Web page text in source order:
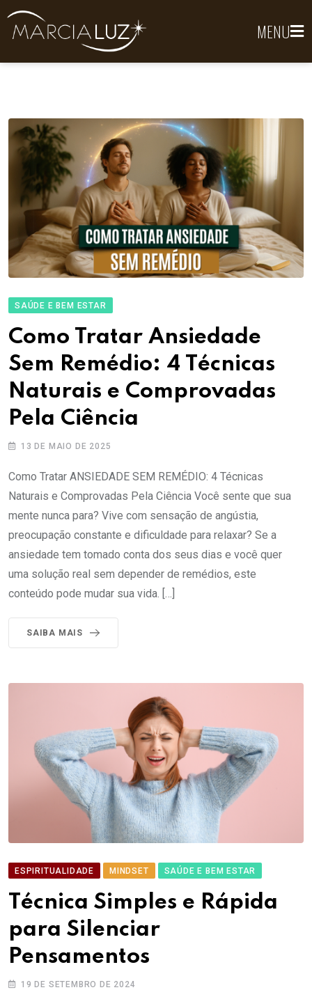
MENU
SAÚDE E BEM ESTAR
Como Tratar Ansiedade
Sem Remédio: 4 Técnicas
Naturais e Comprovadas
Pela Ciência
13 DE MAIO DE 2025
Como Tratar ANSIEDADE SEM REMÉDIO: 4 Técnicas
Naturais e Comprovadas Pela Ciência Você sente que sua
mente nunca para? Vive com sensação de angústia,
preocupação constante e dificuldade para relaxar? Se a
ansiedade tem tomado conta dos seus dias e você quer
uma solução real sem depender de remédios, este
conteúdo pode mudar sua vida. […]
SAIBA MAIS
ESPIRITUALIDADE MINDSET SAÚDE E BEM ESTAR
Técnica Simples e Rápida
para Silenciar
Pensamentos
19 DE SETEMBRO DE 2024